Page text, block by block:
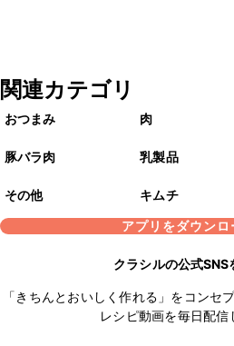
関連カテゴリ
おつまみ 肉
豚バラ肉 乳製品
その他
キムチ
アプリをダウンロ
クラシルの公式SNS
「きちんとおいしく作れる」をコンセ
レシピ動画を毎日配信